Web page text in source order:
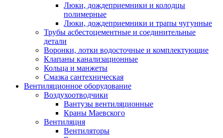
Люки, дождеприемники и колодцы
полимерные
Люки, дождеприемники и трапы чугунные
Трубы асбестоцементные и соединительные
детали
Воронки, лотки водосточные и комплектующие
Клапаны канализационные
Кольца и манжеты
Смазка сантехническая
Вентиляционное оборудование
Воздухоотводчики
Вантузы вентиляционные
Краны Маевского
Вентиляция
Вентиляторы